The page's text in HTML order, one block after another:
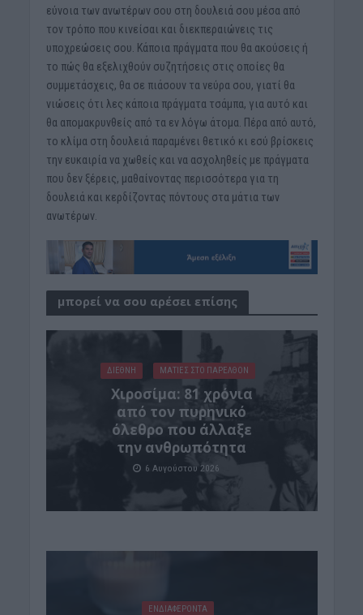
εύνοια των ανωτέρων σου στη δουλειά σου μέσα από
τον τρόπο που κινείσαι και διεκπεραιώνεις τις
υποχρεώσεις σου. Κάποια πράγματα που θα ακούσεις ή
το πώς θα εξελιχθούν συζητήσεις στις οποίες θα
συμμετάσχεις, θα σε πιάσουν τα νεύρα σου, γιατί θα
νιώσεις ότι λες κάποια πράγματα τσάμπα, για αυτό και
θα απομακρυνθείς από τα εν λόγω άτομα. Πέρα από αυτό,
το κλίμα στη δουλειά παραμένει θετικό κι εσύ βρίσκεις
την ευκαιρία να χωθείς και να ασχοληθείς με πράγματα
που δεν ξέρεις, μαθαίνοντας περισσότερα για τη
δουλειά και κερδίζοντας πόντους στα μάτια των
ανωτέρων.
μπορεί να σου αρέσει επίσης
ΔΙΕΘΝΗ ΜΑΤΙΕΣ ΣΤΟ ΠΑΡΕΛΘΟΝ
Χιροσίμα: 81 χρόνια
από τον πυρηνικό
όλεθρο που άλλαξε
την ανθρωπότητα
6 Αυγούστου 2026
ΕΝΔΙΑΦΕΡΟΝΤΑ